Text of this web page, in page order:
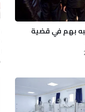
ك
ا
ن
ل
بهم في قضية